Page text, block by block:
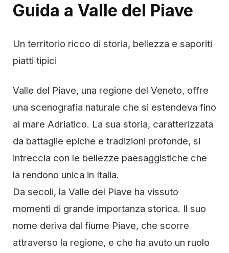
Guida a Valle del Piave
Un territorio ricco di storia, bellezza e saporiti
piatti tipici
Valle del Piave, una regione del Veneto, offre
una scenografia naturale che si estendeva fino
al mare Adriatico. La sua storia, caratterizzata
da battaglie epiche e tradizioni profonde, si
intreccia con le bellezze paesaggistiche che
la rendono unica in Italia.
Da secoli, la Valle del Piave ha vissuto
momenti di grande importanza storica. Il suo
nome deriva dal fiume Piave, che scorre
attraverso la regione, e che ha avuto un ruolo